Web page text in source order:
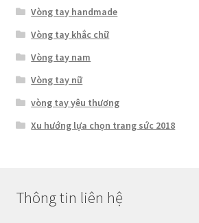
Vòng tay handmade
Vòng tay khắc chữ
Vòng tay nam
Vòng tay nữ
vòng tay yêu thương
Xu hướng lựa chọn trang sức 2018
Thông tin liên hệ